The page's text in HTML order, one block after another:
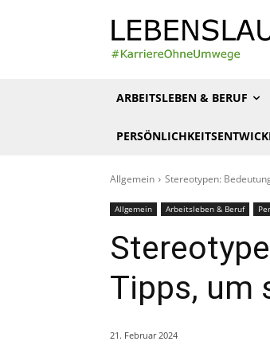
ARBEITSLEBEN & BERUF
Allgemein Stereotypen:
Allgemein Arbeitsleben & Beruf
Tipps, um
21. Februar 2024